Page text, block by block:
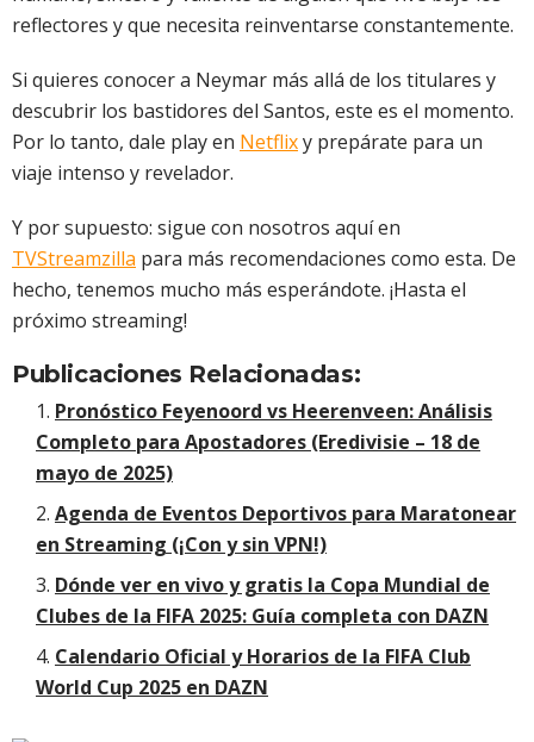
reflectores y que necesita reinventarse constantemente.
Si quieres conocer a Neymar más allá de los titulares y
descubrir los bastidores del Santos, este es el momento.
Por lo tanto, dale play en Netflixy prepárate para un
viaje intenso y revelador.
Y por supuesto: sigue con nosotros aquí en
TVStreamzilla para más recomendaciones como esta. De
hecho, tenemos mucho más esperándote. ¡Hasta el
próximo streaming!
Publicaciones Relacionadas:
Pronóstico Feyenoord vs Heerenveen: Análisis
Completo para Apostadores (Eredivisie – 18 de
mayo de 2025)
Agenda de Eventos Deportivos para Maratonear
en Streaming (¡Con y sin VPN!)
Dónde ver en vivo y gratis la Copa Mundial de
Clubes de la FIFA 2025: Guía completa con DAZN
Calendario Oficial y Horarios de la FIFA Club
World Cup 2025 en DAZN